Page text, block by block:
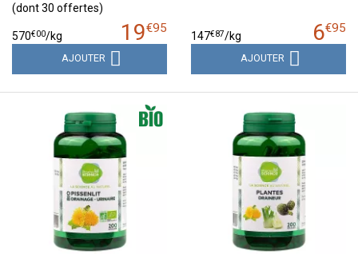
(dont 30 offertes)
19€95
570€00/kg
AJOUTER
6€95
147€87/kg
AJOUTER